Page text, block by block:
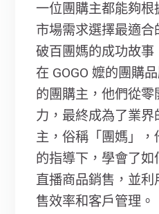
一位團購主都能夠
市場需求選擇最適合
破百團媽的成功故事
在 GOGO 嬤的團購
的團購主，他們從
力，最終成為了業
主，俗稱「團媽」，
的指導下，學會了
直播商品銷售，並利
售效率和客戶管理。